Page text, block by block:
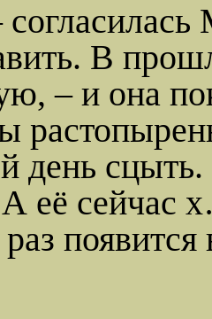
В
– и она
день сцыть
её сейчас